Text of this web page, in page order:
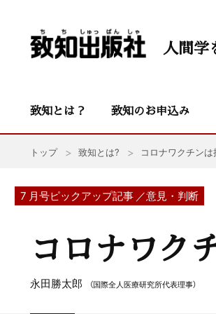
人間学
致知とは？ 致知のお申込み
トップ 致知とは? コロナワクチン
7 月号ピックアップ記事 ／意見・判断
コロナワク
永田勝太郎 （国際全人医療研究所代表理事）